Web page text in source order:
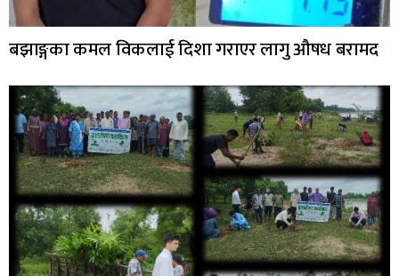
बझाङ्गका कमल विकलाई दिशा गराएर लागु औषध बरामद